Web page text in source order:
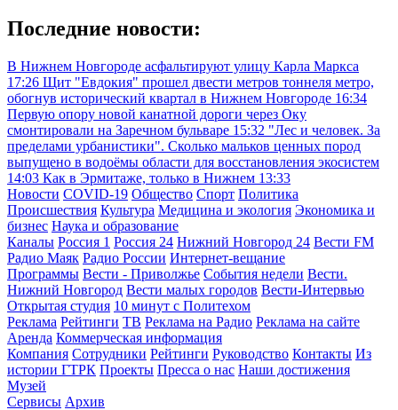
Последние новости:
В Нижнем Новгороде асфальтируют улицу Карла Маркса
17:26 Щит "Евдокия" прошел двести метров тоннеля метро,
обогнув исторический квартал в Нижнем Новгороде 16:34
Первую опору новой канатной дороги через Оку
смонтировали на Заречном бульваре 15:32 "Лес и человек. За
пределами урбанистики". Сколько мальков ценных пород
выпущено в водоёмы области для восстановления экосистем
14:03 Как в Эрмитаже, только в Нижнем 13:33
Новости COVID-19 Общество Спорт Политика
Происшествия Культура Медицина и экология Экономика и
бизнес Наука и образование
Каналы Россия 1 Россия 24 Нижний Новгород 24 Вести FM
Радио Маяк Радио России Интернет-вещание
Программы Вести - Приволжье События недели Вести.
Нижний Новгород Вести малых городов Вести-Интервью
Открытая студия 10 минут с Политехом
Реклама Рейтинги ТВ Реклама на Радио Реклама на сайте
Аренда Коммерческая информация
Компания Сотрудники Рейтинги Руководство Контакты Из
истории ГТРК Проекты Пресса о нас Наши достижения
Музей
Сервисы Архив